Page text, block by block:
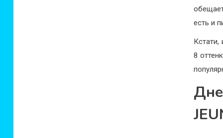
есть и
Кстати,
8